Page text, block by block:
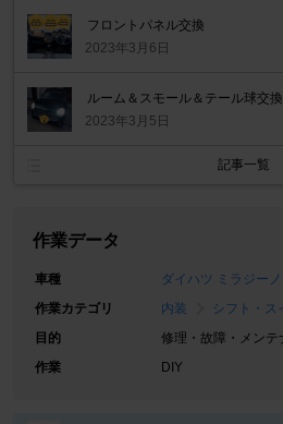
フロントパネル交換
2023年3月6日
ルーム＆スモール＆テール球交換
2023年3月5日
記事一覧
作業データ
車種
ダイハツ ミラジーノ
作業カテゴリ
内装 シフト・ス
目的
修理・故障・メンテ
作業
DIY